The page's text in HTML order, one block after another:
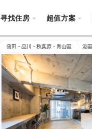
寻找住房 超值方案
蒲田・品川・秋葉原・青山區 港區